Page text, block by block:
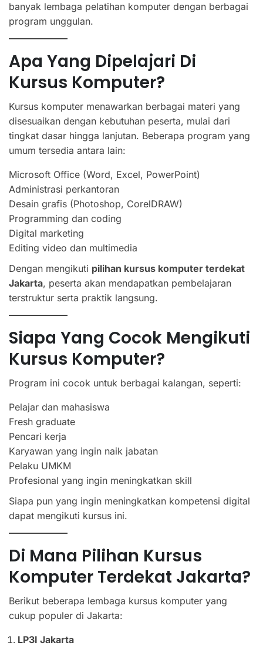
banyak lembaga pelatihan komputer dengan berbagai
program unggulan.
Apa Yang Dipelajari Di
Kursus Komputer?
Kursus komputer menawarkan berbagai materi yang
disesuaikan dengan kebutuhan peserta, mulai dari
tingkat dasar hingga lanjutan. Beberapa program yang
umum tersedia antara lain:
Microsoft Office (Word, Excel, PowerPoint)
Administrasi perkantoran
Desain grafis (Photoshop, CorelDRAW)
Programming dan coding
Digital marketing
Editing video dan multimedia
Dengan mengikuti pilihan kursus komputer terdekat
Jakarta, peserta akan mendapatkan pembelajaran
terstruktur serta praktik langsung.
Siapa Yang Cocok Mengikuti
Kursus Komputer?
Program ini cocok untuk berbagai kalangan, seperti:
Pelajar dan mahasiswa
Fresh graduate
Pencari kerja
Karyawan yang ingin naik jabatan
Pelaku UMKM
Profesional yang ingin meningkatkan skill
Siapa pun yang ingin meningkatkan kompetensi digital
dapat mengikuti kursus ini.
Di Mana Pilihan Kursus
Komputer Terdekat Jakarta?
Berikut beberapa lembaga kursus komputer yang
cukup populer di Jakarta:
LP3I Jakarta